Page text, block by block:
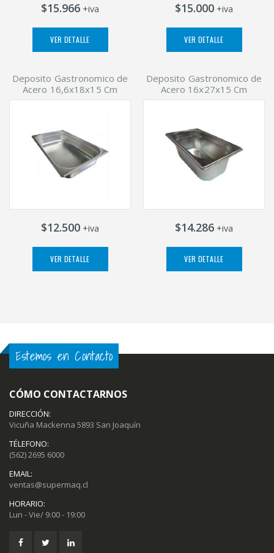
$15.966 +iva
VER DETALLE
$15.000 +iva
VER DETALLE
Deposito Gastronomico de
Acero 16,6x18x15 Cm
$12.500 +iva
VER DETALLE
Deposito Gastronomico de
Acero 16x27x15 Cm
$14.286 +iva
VER DETALLE
Estemos en Contacto
CÓMO CONTACTARNOS
DIRECCIÓN:
Vicuña Mackenna 5893 San Joaquín
TÉLEFONO:
(562) 2695 6000
EMAIL:
ventas@supermaq.cl
HORARIO:
Lun - Vie/ 9:00 - 19:00